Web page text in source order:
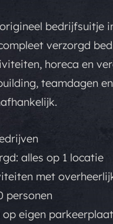
bedrijfsuitje
verzorgd
horeca en
teamdagen
alles op 1 locatie
met
personen
eigen